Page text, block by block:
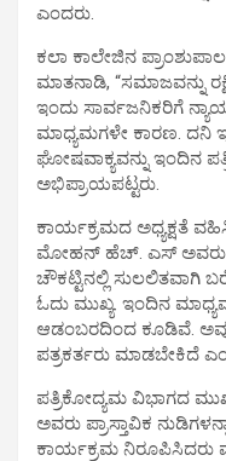
ಎಂದರು.
ಕಲಾ ಕಾಲೇಜಿನ
ಮಾತನಾಡಿ, “ಸಮಾಜವನ್ನು
ಇಂದು ಸಾರ್ವಜನಿಕರಿಗೆ
ಮಾಧ್ಯಮಗಳೇ ಕಾರಣ. ದನಿ
ಘೋಷವಾಕ್ಯವನ್ನು ಇಂದಿನ
ಅಭಿಪ್ರಾಯಪಟ್ಟರು.
ಕಾರ್ಯಕ್ರಮದ ಅಧ್ಯಕ್ಷತೆ
ಮೋಹನ್ ಹೆಚ್. ಎಸ್ ಅವರು
ಚೌಕಟ್ಟಿನಲ್ಲಿ ಸುಲಲಿತವಾಗಿ
ಓದು ಮುಖ್ಯ. ಇಂದಿನ
ಆಡಂಬರದಿಂದ ಕೂಡಿವೆ.
ಪತ್ರಕರ್ತರು ಮಾಡಬೇಕಿದೆ
ಪತ್ರಿಕೋದ್ಯಮ ವಿಭಾಗದ
ಅವರು ಪ್ರಾಸ್ತಾವಿಕ
ಕಾರ್ಯಕ್ರಮ ನಿರೂಪಿಸಿದರು